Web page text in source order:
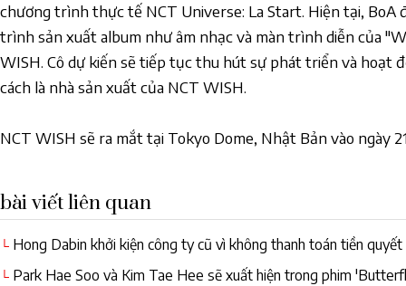
chương trình thực tế NCT Universe: La Start. Hiện tại, BoA
trình sản xuất album như âm nhạc và màn trình diễn của
WISH. Cô dự kiến sẽ tiếp tục thu hút sự phát triển và hoạt
cách là nhà sản xuất của NCT WISH.
NCT WISH sẽ ra mắt tại Tokyo Dome, Nhật Bản vào ngày
bài viết liên quan
└ Hong Dabin khởi kiện công ty cũ vì không thanh toán tiền
"Không liên quan"
└ Park Hae Soo và Kim Tae Hee sẽ xuất hiện trong phim